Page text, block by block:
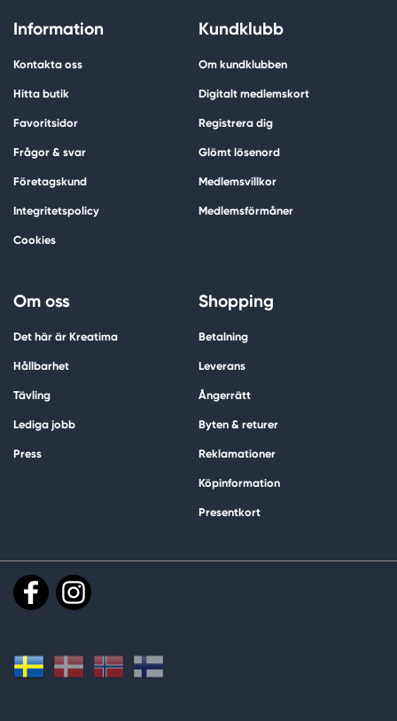
Information
Kontakta oss
Hitta butik
Favoritsidor
Frågor & svar
Företagskund
Integritetspolicy
Cookies
Kundklubb
Om kundklubben
Digitalt medlemskort
Registrera dig
Glömt lösenord
Medlemsvillkor
Medlemsförmåner
Om oss
Det här är Kreatima
Hållbarhet
Tävling
Lediga jobb
Press
Shopping
Betalning
Leverans
Ångerrätt
Byten & returer
Reklamationer
Köpinformation
Presentkort